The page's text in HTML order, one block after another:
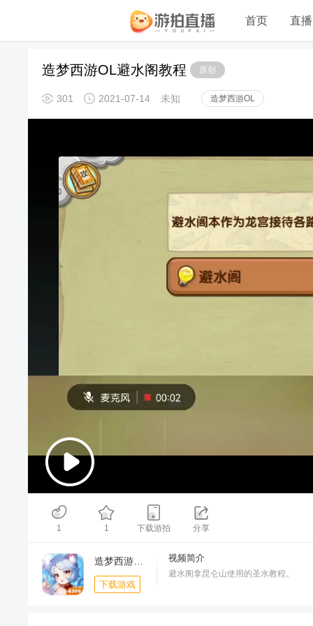
首页 直播
原创
造梦西游OL避水阁教程
301 2021-07-14 未知 造梦西游OL
00:00/01:38
1 1 下载游拍 分享
下载游戏
视频简介
避水阁拿昆仑山使用的圣水教程。